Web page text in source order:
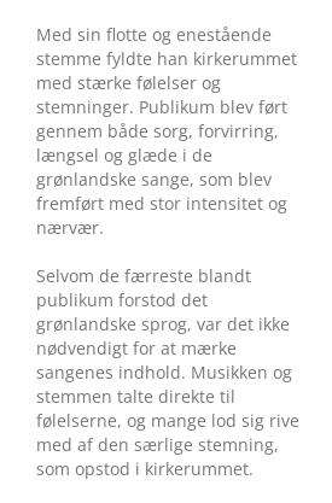
Med sin flotte og enestående
stemme fyldte han kirkerummet
med stærke følelser og
stemninger. Publikum blev ført
gennem både sorg, forvirring,
længsel og glæde i de
grønlandske sange, som blev
fremført med stor intensitet og
nærvær.
Selvom de færreste blandt
publikum forstod det
grønlandske sprog, var det ikke
nødvendigt for at mærke
sangenes indhold. Musikken og
stemmen talte direkte til
følelserne, og mange lod sig rive
med af den særlige stemning,
som opstod i kirkerummet.